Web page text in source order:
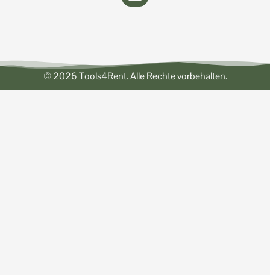
© 2026 Tools4Rent. Alle Rechte vorbehalten.